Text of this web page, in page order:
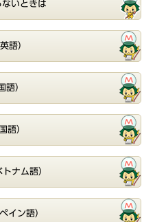
いときは
語）
語）
語）
ナム語）
イン語）